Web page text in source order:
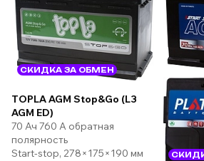
СКИДКА ЗА ОБМЕН
TOPLA AGM Stop&Go (L3
AGM ED)
70 Ач 760 А обратная
полярность
Start-stop, 278×175×190 мм